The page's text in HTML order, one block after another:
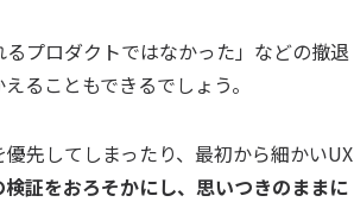
プロダクトではなかった」などの撤退
ることもできるでしょう。
先してしまったり、最初から細かいUX
証をおろそかにし、思いつきのままに